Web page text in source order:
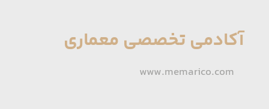
آکادمی تخصصی معماری
www.memarico.com